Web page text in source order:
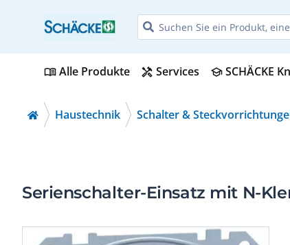
menu_bookAlle Produkte handyman Services schoolSCHÄCKE
Haustechnik Schalter &
Serienschalter-Einsatz mit N-